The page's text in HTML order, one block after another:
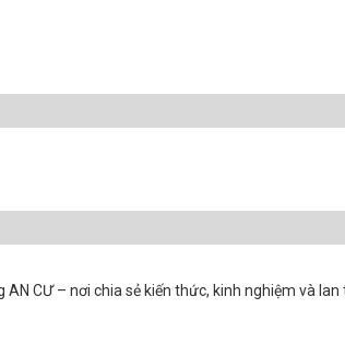
CƯ – nơi chia sẻ kiến thức, kinh nghiệm và